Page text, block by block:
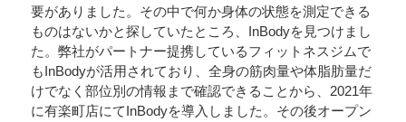
要がありました。その中で何か身体の状態を測定できる
ものはないかと探していたところ、InBodyを見つけまし
た。弊社がパートナー提携しているフィットネスジムで
もInBodyが活用されており、全身の筋肉量や体脂肪量だ
けでなく部位別の情報まで確認できることから、2021年
に有楽町店にてInBodyを導入しました。その後オープン